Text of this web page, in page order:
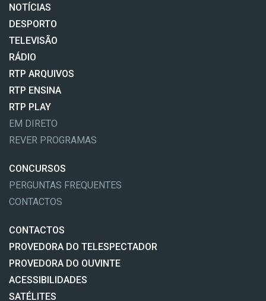
NOTÍCIAS
DESPORTO
TELEVISÃO
RÁDIO
RTP ARQUIVOS
RTP ENSINA
RTP PLAY
EM DIRETO
REVER PROGRAMAS
CONCURSOS
PERGUNTAS FREQUENTES
CONTACTOS
CONTACTOS
PROVEDORA DO TELESPECTADOR
PROVEDORA DO OUVINTE
ACESSIBILIDADES
SATÉLITES